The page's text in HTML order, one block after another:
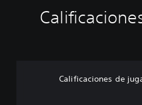
Calificaciones de